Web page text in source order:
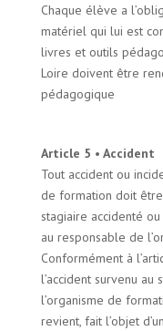
Chaque élève a
matériel qui lui est
livres et outils
Loire doivent être
pédagogique
Article 5 • Accident
Tout accident ou
de formation doit
stagiaire accidenté
au responsable de
Conformément à
l’accident survenu au
l’organisme de
revient, fait l’objet